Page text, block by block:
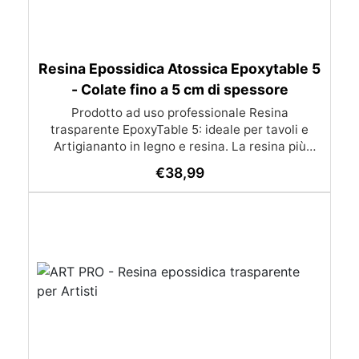
Resina Epossidica Atossica Epoxytable 5
- Colate fino a 5 cm di spessore
Prodotto ad uso professionale Resina
trasparente EpoxyTable 5: ideale per tavoli e
Artigiananto in legno e resina. La resina più
perfetta per colate di alto spessore fino a 5 cm.
Applicazioni Principali: Realizzazione di tavoli in
monete, pietre, ecc) Colate riempitive in
spessore dentro stampi e cassaforme
Caratteristiche principali: ✅ Bassissima
€38,99